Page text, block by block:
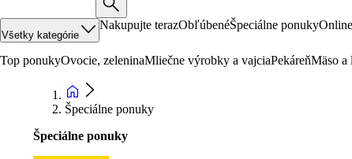
Všetky kategórie
Nakupujte terazObľúbenéŠpeciálne ponuky
Top ponukyOvocie, zeleninaMliečne výrobky a vajciaPekáreňMäso a
Špeciálne ponuky
Špeciálne ponuky